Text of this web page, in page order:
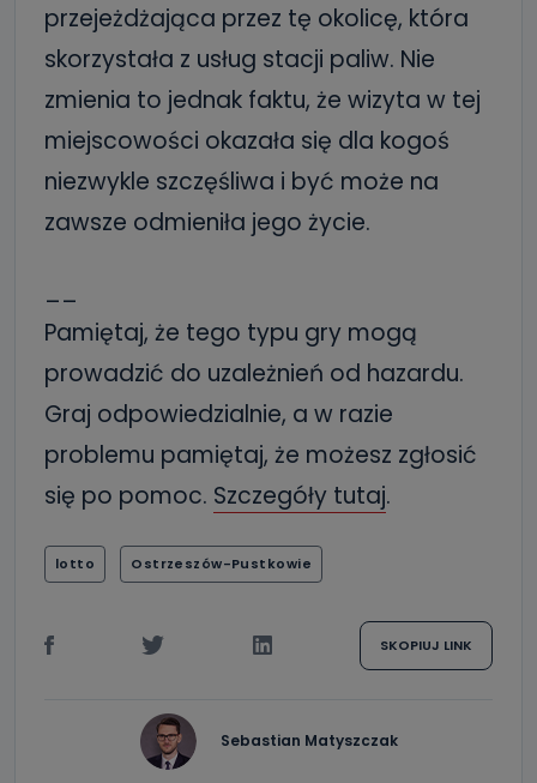
przejeżdżająca przez tę okolicę, która
skorzystała z usług stacji paliw. Nie
zmienia to jednak faktu, że wizyta w tej
miejscowości okazała się dla kogoś
niezwykle szczęśliwa i być może na
zawsze odmieniła jego życie.
__
Pamiętaj, że tego typu gry mogą
prowadzić do uzależnień od hazardu.
Graj odpowiedzialnie, a w razie
problemu pamiętaj, że możesz zgłosić
się po pomoc. Szczegóły tutaj.
lotto Ostrzeszów-Pustkowie
SKOPIUJ LINK
Sebastian Matyszczak